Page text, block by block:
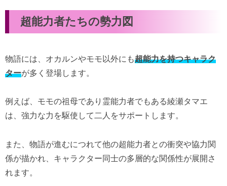
超能力者たちの勢力図
物語には、オカルンやモモ以外にも超能力を持つキャラク
ターが多く登場します。
例えば、モモの祖母であり霊能力者でもある綾瀬タマエ
は、強力な力を駆使して二人をサポートします。
また、物語が進むにつれて他の超能力者との衝突や協力関
係が描かれ、キャラクター同士の多層的な関係性が展開さ
れます。